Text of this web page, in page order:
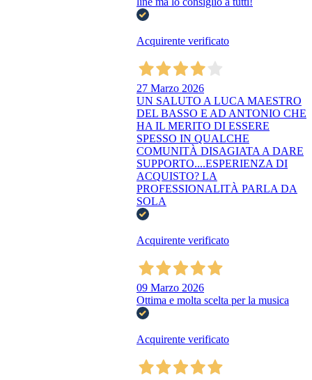
Acquirente verificato
27 Marzo 2026
UN SALUTO A LUCA MAESTRO
DEL BASSO E AD ANTONIO CHE
HA IL MERITO DI ESSERE
SPESSO IN QUALCHE
COMUNITÀ DISAGIATA A DARE
SUPPORTO....ESPERIENZA DI
ACQUISTO? LA
PROFESSIONALITÀ PARLA DA
SOLA
Acquirente verificato
09 Marzo 2026
Ottima e molta scelta per la musica
Acquirente verificato